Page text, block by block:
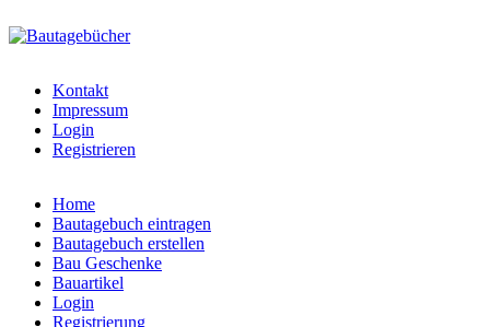
bautagebuch-
liste.de
Kontakt
Impressum
Login
Registrieren
Hauptmenü
Home
Bautagebuch eintragen
Bautagebuch erstellen
Bau Geschenke
Bauartikel
Login
Registrierung